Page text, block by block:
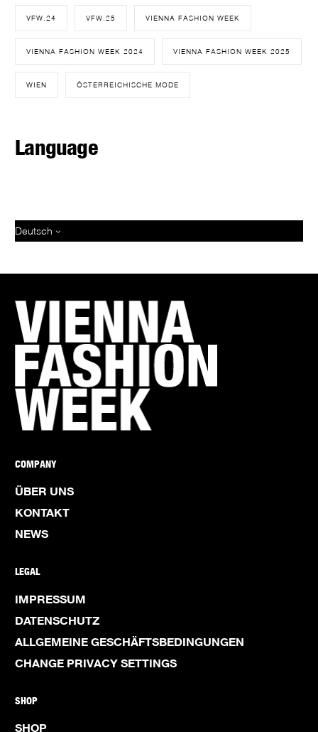
VFW.24 VFW.25 VIENNA FASHION WEEK
VIENNA FASHION WEEK 2024 VIENNA FASHION WEEK 2025
WIEN ÖSTERREICHISCHE MODE
Language
Deutsch
COMPANY
ÜBER UNS
KONTAKT
NEWS
LEGAL
IMPRESSUM
DATENSCHUTZ
ALLGEMEINE GESCHÄFTSBEDINGUNGEN
CHANGE PRIVACY SETTINGS
SHOP
SHOP